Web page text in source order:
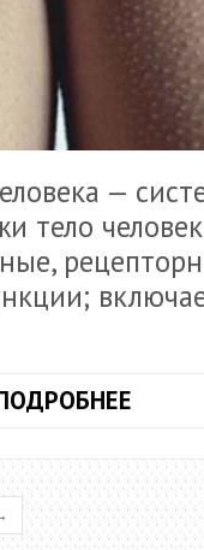
—
тело
КОЖА